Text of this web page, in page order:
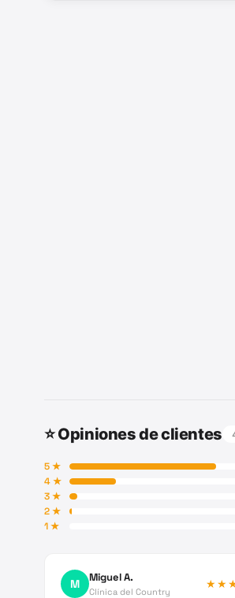
⭐ Opiniones de clientes
5★
4★
3★
2★
1★
M Miguel A.
Clínica del Country